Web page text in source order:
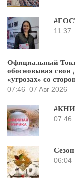
11:37
Официальный
обосновывая свои
«угрозах» со
07:46 07 Авг 2026
07:46
06:04